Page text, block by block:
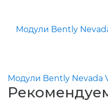
Модули Bently Nevada